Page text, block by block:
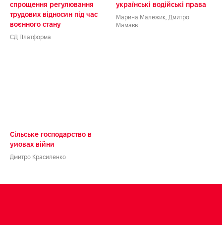
спрощення регулювання
трудових відносин під час
воєнного стану
CД Платформа
українські водійські права
Марина Малежик, Дмитро
Мамаєв
Сільське господарство в
умовах війни
Дмитро Красиленко